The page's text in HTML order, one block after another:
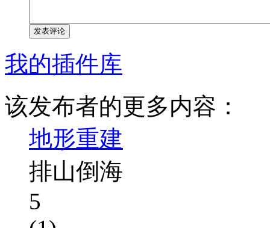
发表评论
我的插件库
该发布者的更多内容：
地形重建
排山倒海
5